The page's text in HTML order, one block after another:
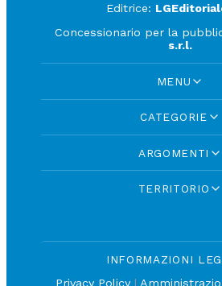
Editrice:
Concessionario per la
s.r.l.
MENU
CATEGORIE
ARGOMENTI
TERRITORIO
INFORMAZIONI
Privacy Policy|